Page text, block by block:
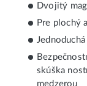
Dvojitý
Pre plochý
skúška
medzerou